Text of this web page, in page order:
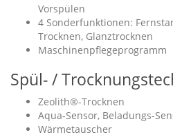
Vorspülen
4 Sonderfunktionen:
Trocknen, Glanztrocknen
Maschinenpflegeprogramm
Spül- /
Zeolith®-Trocknen
Aqua-Sensor, Beladungs-
Wärmetauscher